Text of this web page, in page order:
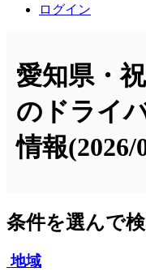
ログイン
愛知県・
のドライ
情報(2026/
条件を選んで
地域